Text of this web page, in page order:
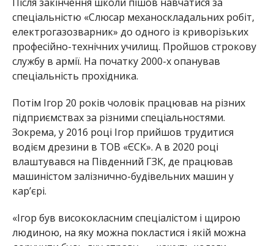
спеціальністю «Слюсар механоскладальних робіт,
електрогазозварник» до одного із криворізьких
професійно-технічних училищ. Пройшов строкову
службу в армії. На початку 2000-х опанував
спеціальність прохідника.
Потім Ігор 20 років чоловік працював на різних
підприємствах за різними спеціальностями.
Зокрема, у 2016 році Ігор прийшов трудитися
водієм дрезини в ТОВ «ЄСК». А в 2020 році
влаштувався на Південний ГЗК, де працював
машиністом залізнично-будівельних машин у
кар’єрі.
«Ігор був висококласним спеціалістом і щирою
людиною, на яку можна покластися і якій можна